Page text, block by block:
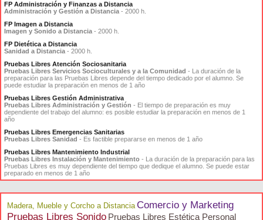
FP Administración y Finanzas a Distancia
Administración y Gestión a Distancia - 2000 h.
FP Imagen a Distancia
Imagen y Sonido a Distancia - 2000 h.
FP Dietética a Distancia
Sanidad a Distancia - 2000 h.
Pruebas Libres Atención Sociosanitaria
Pruebas Libres Servicios Socioculturales y a la Comunidad - La duración de la
preparación para las Pruebas Libres depende del tiempo dedicado por el alumno. Se
puede estudiar la preparación en menos de 1 año
Pruebas Libres Gestión Administrativa
Pruebas Libres Administración y Gestión - El tiempo de preparación es muy
dependiente del trabajo del alumno: es posible estudiar la preparación en menos de 1
año
Pruebas Libres Emergencias Sanitarias
Pruebas Libres Sanidad - Es factible prepararse en menos de 1 año
Pruebas Libres Mantenimiento Industrial
Pruebas Libres Instalación y Mantenimiento - La duración de la preparación para las
Pruebas Libres es muy dependiente del tiempo que dedique el alumno. Se puede estar
preparado en menos de 1 año
Madera, Mueble y Corcho a Distancia Comercio y Marketing
Pruebas Libres Sonido Pruebas Libres Estética Personal